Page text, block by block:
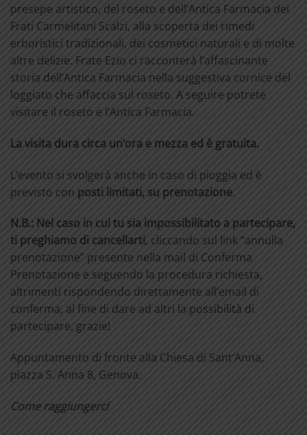
presepe artistico, del roseto e dell’Antica Farmacia dei
Frati Carmelitani Scalzi, alla scoperta dei rimedi
erboristici tradizionali, dei cosmetici naturali e di molte
altre delizie. Frate Ezio ci racconterà l’affascinante
storia dell’Antica Farmacia nella suggestiva cornice del
loggiato che affaccia sul roseto. A seguire potrete
visitare il roseto e l’Antica Farmacia.
La visita dura circa un’ora e mezza ed è gratuita.
L’evento si svolgerà anche in caso di pioggia ed è
previsto con posti limitati, su prenotazione.
N.B.: Nel caso in cui tu sia impossibilitato a partecipare,
ti preghiamo di cancellarti, cliccando sul link “annulla
prenotazione” presente nella mail di Conferma
Prenotazione e seguendo la procedura richiesta,
altrimenti rispondendo direttamente all’email di
conferma, al fine di dare ad altri la possibilità di
partecipare, grazie!
Appuntamento di fronte alla Chiesa di Sant’Anna,
piazza S. Anna 8, Genova.
Come raggiungerci